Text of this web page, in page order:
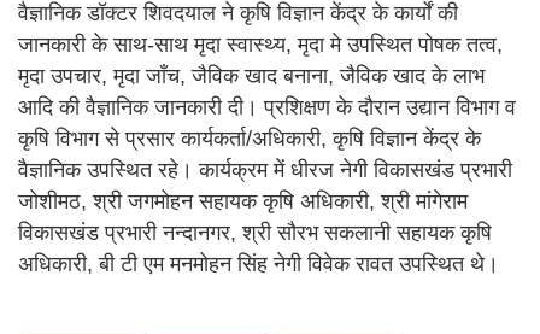
वैज्ञानिक डॉक्टर शिवदयाल ने कृषि विज्ञान केंद्र के कार्यों की
जानकारी के साथ-साथ मृदा स्वास्थ्य, मृदा मे उपस्थित पोषक तत्व,
मृदा उपचार, मृदा जाँच, जैविक खाद बनाना, जैविक खाद के लाभ
आदि की वैज्ञानिक जानकारी दी। प्रशिक्षण के दौरान उद्यान विभाग व
कृषि विभाग से प्रसार कार्यकर्ता/अधिकारी, कृषि विज्ञान केंद्र के
वैज्ञानिक उपस्थित रहे। कार्यक्रम में धीरज नेगी विकासखंड प्रभारी
जोशीमठ, श्री जगमोहन सहायक कृषि अधिकारी, श्री मांगेराम
विकासखंड प्रभारी नन्दानगर, श्री सौरभ सकलानी सहायक कृषि
अधिकारी, बी टी एम मनमोहन सिंह नेगी विवेक रावत उपस्थित थे।